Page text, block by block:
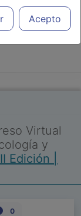
y decidir, en
a lasAcepto
Virtual
y
Edición |
0